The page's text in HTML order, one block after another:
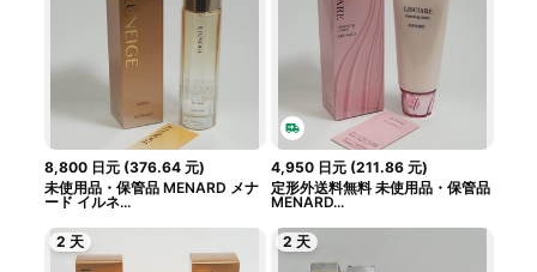
8,800 日元(376.64 元)
未使用品・保管品 MENARD メナ
ード イルネ...
4,950 日元 (211.86 元)
定形外送料無料 未使用品・保管品
MENARD...
2 天 2 天